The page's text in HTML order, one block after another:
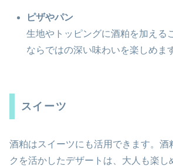
ピザやパン
生地やトッピングに酒粕を加える
ならではの深い味わいを楽しめま
スイーツ
酒粕はスイーツにも活用できます。酒
クを活かしたデザートは、大人も楽し